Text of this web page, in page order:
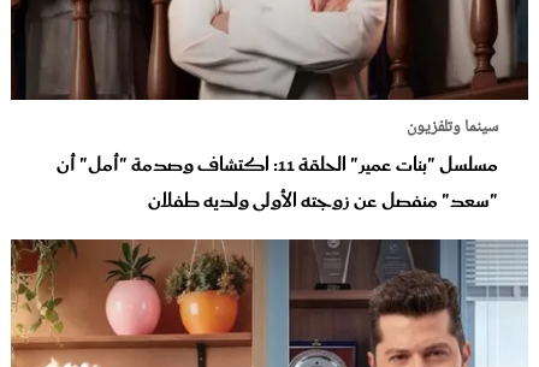
سينما وتلفزيون
مسلسل "بنات عمير" الحلقة 11: اكتشاف وصدمة "أمل" أن
"سعد" منفصل عن زوجته الأولى ولديه طفلان